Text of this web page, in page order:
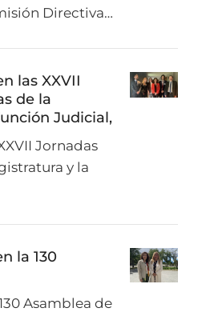
Directiva…
las XXVII
de la
Judicial,
Jornadas
y la
la 130
Asamblea de